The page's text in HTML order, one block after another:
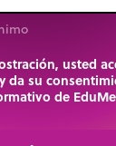
usted
da su
de